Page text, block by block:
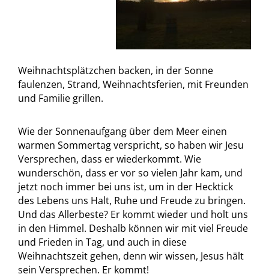
Weihnachtsplätzchen backen, in der Sonne
faulenzen, Strand, Weihnachtsferien, mit Freunden
und Familie grillen.
Wie der Sonnenaufgang über dem Meer einen
warmen Sommertag verspricht, so haben wir Jesu
Versprechen, dass er wiederkommt. Wie
wunderschön, dass er vor so vielen Jahr kam, und
jetzt noch immer bei uns ist, um in der Hecktick
des Lebens uns Halt, Ruhe und Freude zu bringen.
Und das Allerbeste? Er kommt wieder und holt uns
in den Himmel. Deshalb können wir mit viel Freude
und Frieden in Tag, und auch in diese
Weihnachtszeit gehen, denn wir wissen, Jesus hält
sein Versprechen. Er kommt!